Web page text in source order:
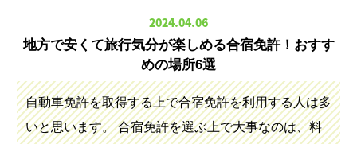
2024.04.06
地方で安くて旅行気分が楽しめる合宿免許！おすす
めの場所6選
自動車免許を取得する上で合宿免許を利用する人は多
いと思います。 合宿免許を選ぶ上で大事なのは、料